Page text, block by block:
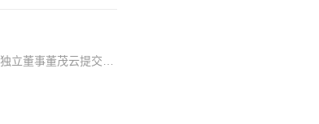
立董事董茂云提交的